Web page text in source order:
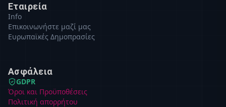
Εταιρεία
Info
Επικοινωνήστε μαζί μας
Ευρωπαϊκές Δημοπρασίες
Ασφάλεια
GDPR
Όροι και Προϋποθέσεις
Πολιτική απορρήτου